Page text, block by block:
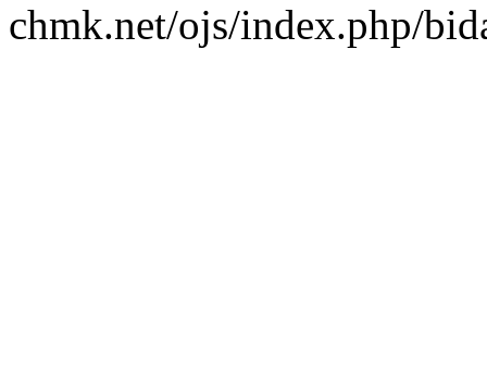
chmk.net/ojs/index.php/